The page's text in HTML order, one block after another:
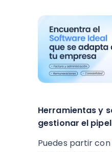
Herramientas y
gestionar el
Puedes partir